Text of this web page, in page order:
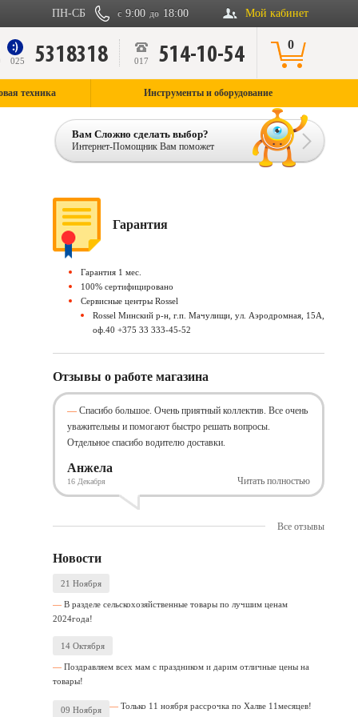
Мой кабинет
с 9:00 до 18:00
ПН-СБ
025 5318318 017 514-10-54 0
техника Инструменты и оборудование
Вам Сложно сделать выбор?
Интернет-Помощник Вам поможет
Гарантия
Гарантия 1 мес.
100% сертифицировано
Сервисные центры Rossel
Rossel Минский р-н, г.п. Мачулищи, ул. Аэродромная, 15А,
оф.40 +375 33 333-45-52
Отзывы о работе магазина
Спасибо большое. Очень приятный коллектив. Все очень
уважительны и помогают быстро решать вопросы.
Отдельное спасибо водителю доставки.
Анжела
16 Декабря Читать полностью
Все отзывы
Новости
21 Ноября
В разделе сельскохозяйственные товары по лучшим ценам
2024года!
14 Октября
Поздравляем всех мам с праздником и дарим отличные цены на
товары!
09 Ноября Только 11 ноября рассрочка по Халве 11месяцев!